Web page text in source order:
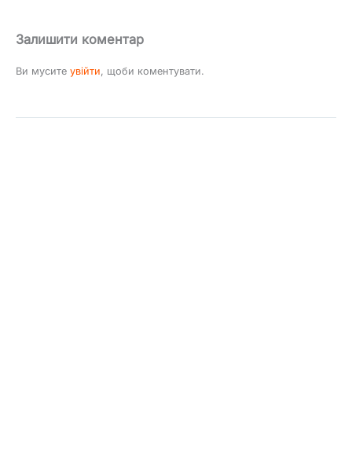
Залишити коментар
Ви мусите увійти, щоби коментувати.